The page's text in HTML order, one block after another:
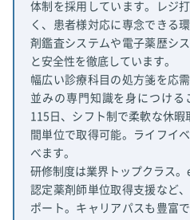
体制を採用しています。レジ
く、患者様対応に専念できる
剤鑑査システムや電子薬歴シ
と安全性を徹底しています。
幅広い診療科目の処方箋を応
並みの専門知識を身につける
115日、シフト制で柔軟な休
間単位で取得可能。ライフイ
べます。
研修制度は業界トップクラス。
認定薬剤師単位取得支援など
ポート。キャリアパスも豊富